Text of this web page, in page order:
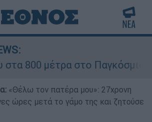
800 μέτρα στο Παγκόσμιο
«Θέλω τον πατέρα μου»: 27χρονη
ώρες μετά το γάμο της και ζητούσε